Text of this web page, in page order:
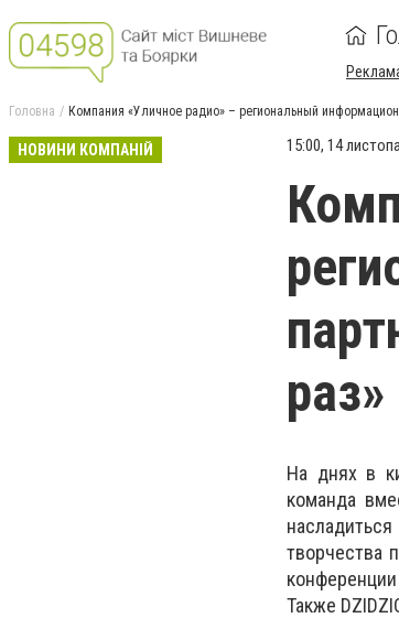
Головна Компания «Уличное радио» – региональный
НОВИНИ КОМПАНІЙ 15:00, 14
раз»
На днях в
команда
творчества
Также